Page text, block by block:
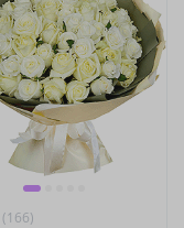
(166)